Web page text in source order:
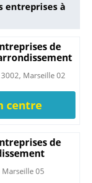
entreprises à
de
Marseille 02
centre
de
05